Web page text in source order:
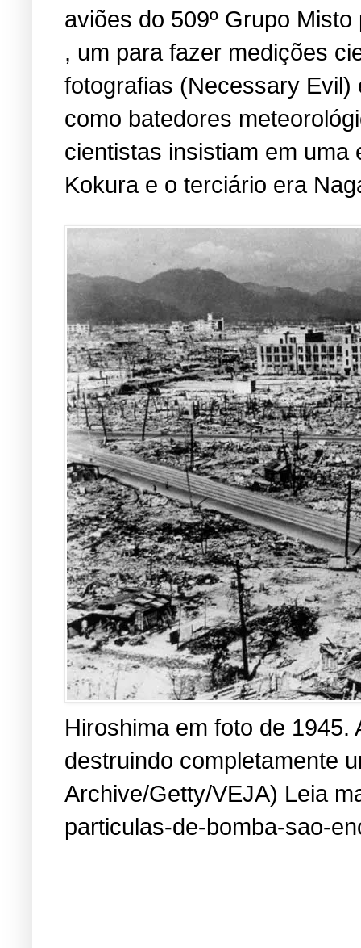
aviões do 509º Grupo
, um para fazer medições
fotografias (Necessary
como batedores
cientistas insistiam em
Kokura e o terciário era
Hiroshima em foto de
destruindo completamente
Archive/Getty/VEJA) Leia
particulas-de-bomba-sao-